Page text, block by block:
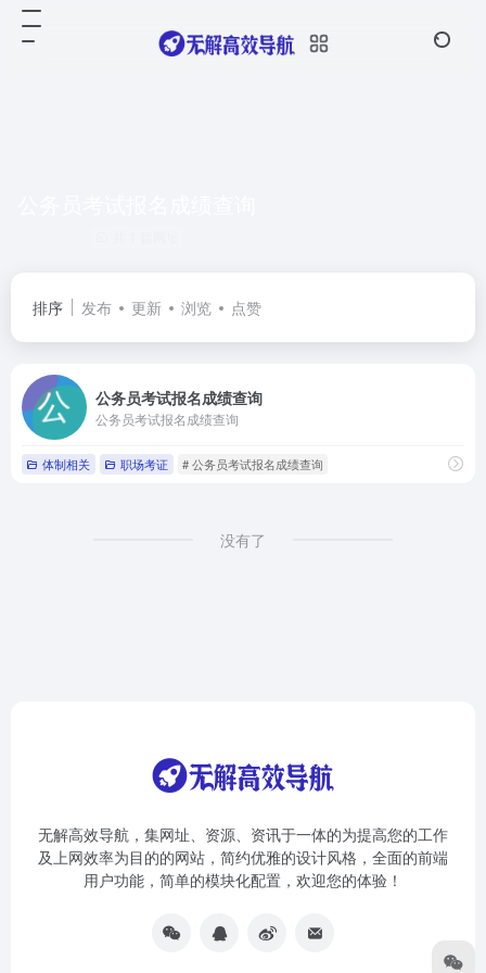
排序 发布 更新 浏览 点赞
公务员考试报名成绩查询
公务员考试报名成绩查询
体制相关 职场考证 # 公务员考试报名成绩查询
没有了
无解高效导航，集网址、资源、资讯于一体的为提高您的工作
及上网效率为目的的网站，简约优雅的设计风格，全面的前端
用户功能，简单的模块化配置，欢迎您的体验！